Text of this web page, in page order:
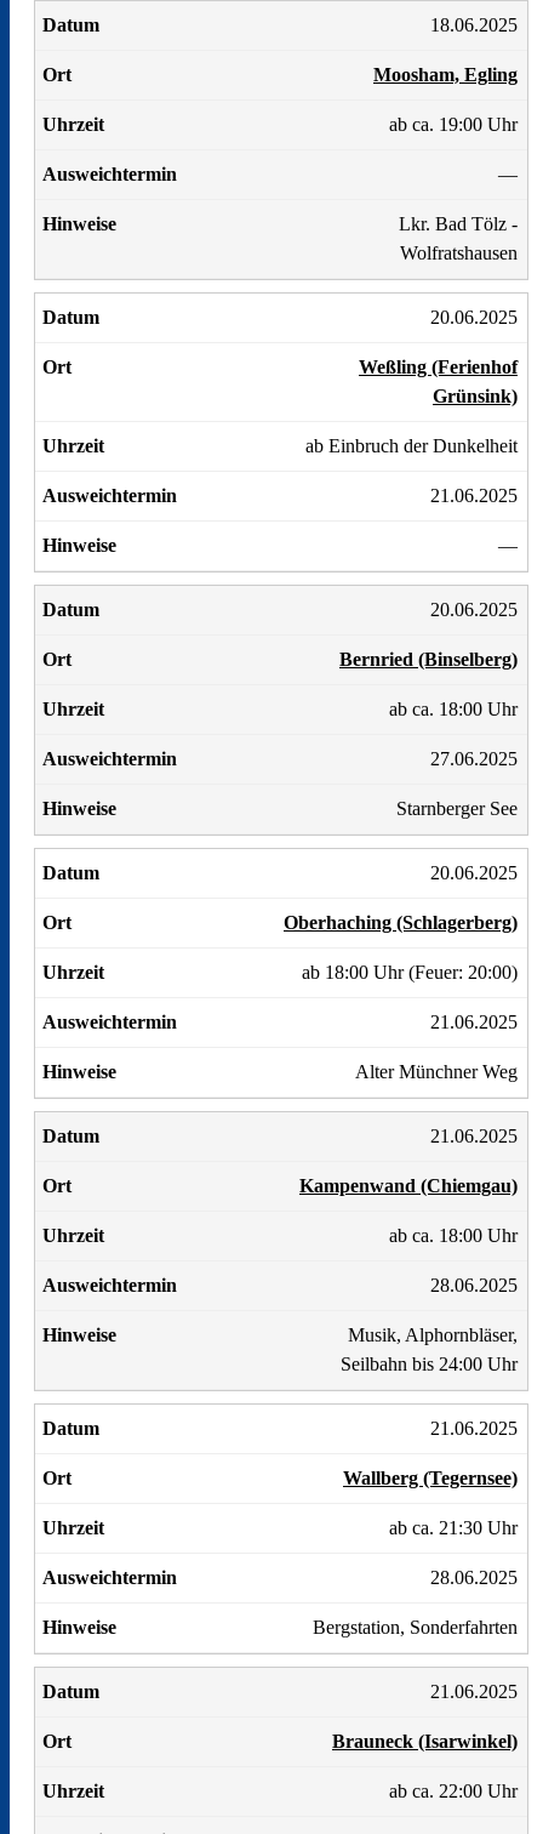
18.06.2025
Moosham, Egling
ab ca. 19:00 Uhr
—
Lkr. Bad Tölz -
Wolfratshausen
20.06.2025
Weßling (Ferienhof
Grünsink)
ab Einbruch der Dunkelheit
21.06.2025
—
20.06.2025
Bernried (Binselberg)
ab ca. 18:00 Uhr
27.06.2025
Starnberger See
20.06.2025
Oberhaching (Schlagerberg)
ab 18:00 Uhr (Feuer: 20:00)
21.06.2025
Alter Münchner Weg
21.06.2025
Kampenwand (Chiemgau)
ab ca. 18:00 Uhr
28.06.2025
Musik, Alphornbläser,
Seilbahn bis 24:00 Uhr
21.06.2025
Wallberg (Tegernsee)
ab ca. 21:30 Uhr
28.06.2025
Bergstation, Sonderfahrten
21.06.2025
Brauneck (Isarwinkel)
ab ca. 22:00 Uhr